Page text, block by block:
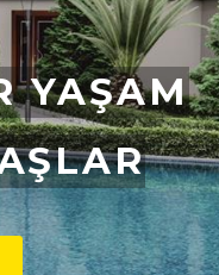
YAŞAM